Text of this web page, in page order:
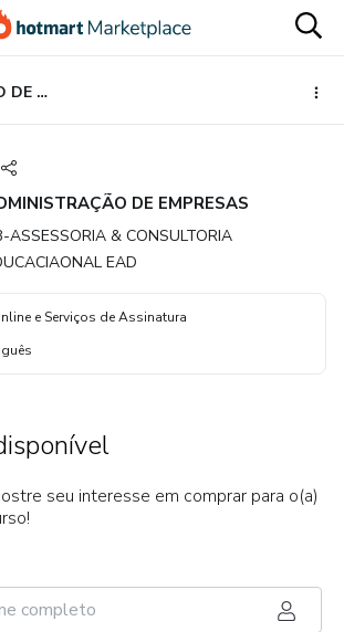
ADMINISTRAÇÃO DE EMPRESAS
DE EMPRESAS
ASSESSORIA & CONSULTORIA
EAD
e Serviços de Assinatura
seu interesse em comprar para o(a)